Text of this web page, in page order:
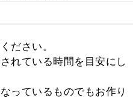
ださい。
れている時間を目安にし
っているものでもお作り